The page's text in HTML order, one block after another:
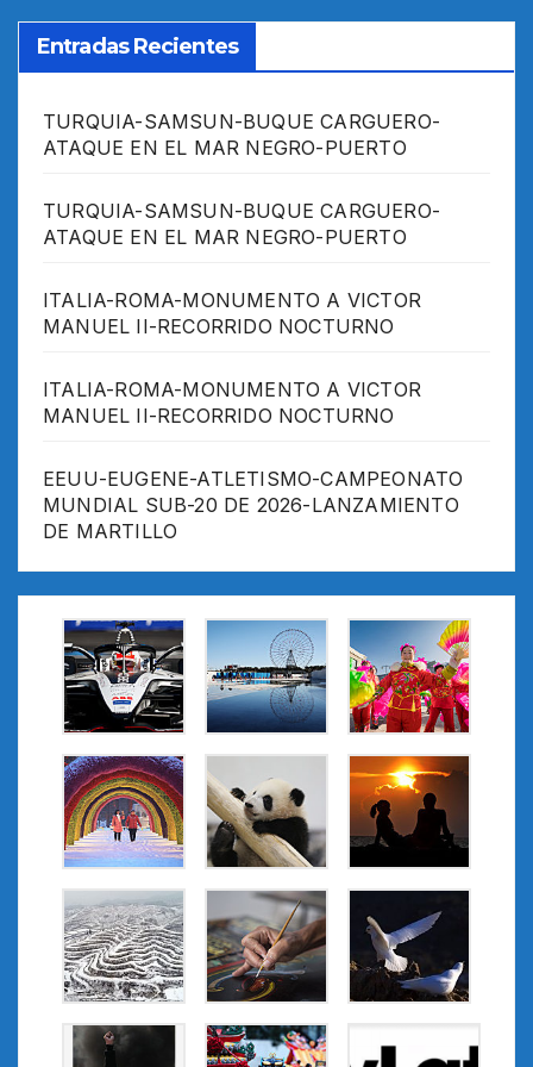
Entradas Recientes
TURQUIA-SAMSUN-BUQUE CARGUERO-
ATAQUE EN EL MAR NEGRO-PUERTO
TURQUIA-SAMSUN-BUQUE CARGUERO-
ATAQUE EN EL MAR NEGRO-PUERTO
ITALIA-ROMA-MONUMENTO A VICTOR
MANUEL II-RECORRIDO NOCTURNO
ITALIA-ROMA-MONUMENTO A VICTOR
MANUEL II-RECORRIDO NOCTURNO
EEUU-EUGENE-ATLETISMO-CAMPEONATO
MUNDIAL SUB-20 DE 2026-LANZAMIENTO
DE MARTILLO